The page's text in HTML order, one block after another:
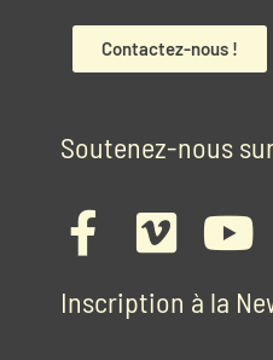
Contactez-nous !
Soutenez-nous
Inscription à la